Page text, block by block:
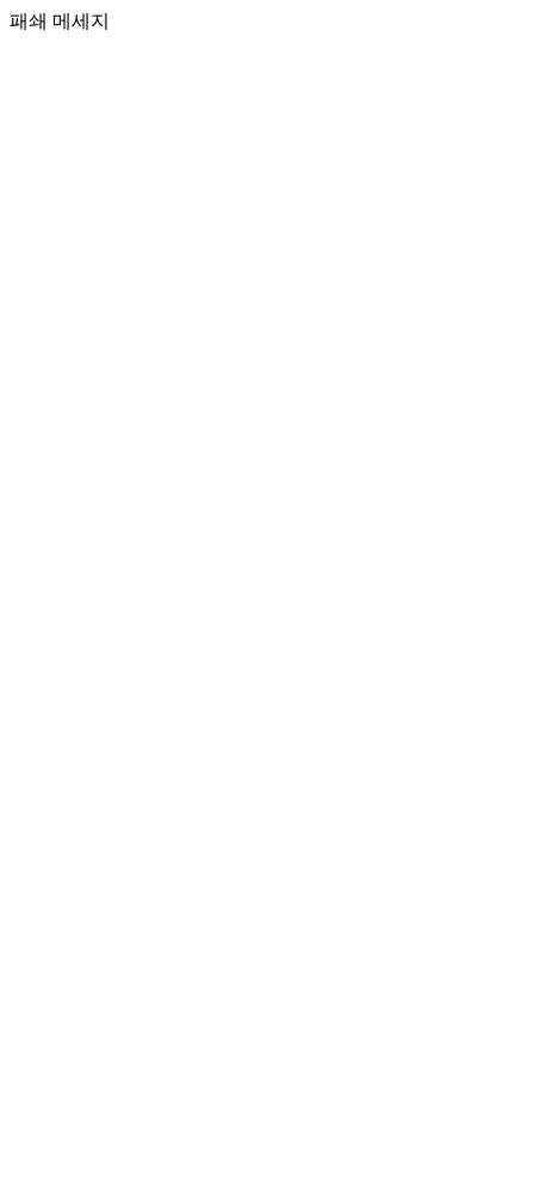
패쇄 메세지